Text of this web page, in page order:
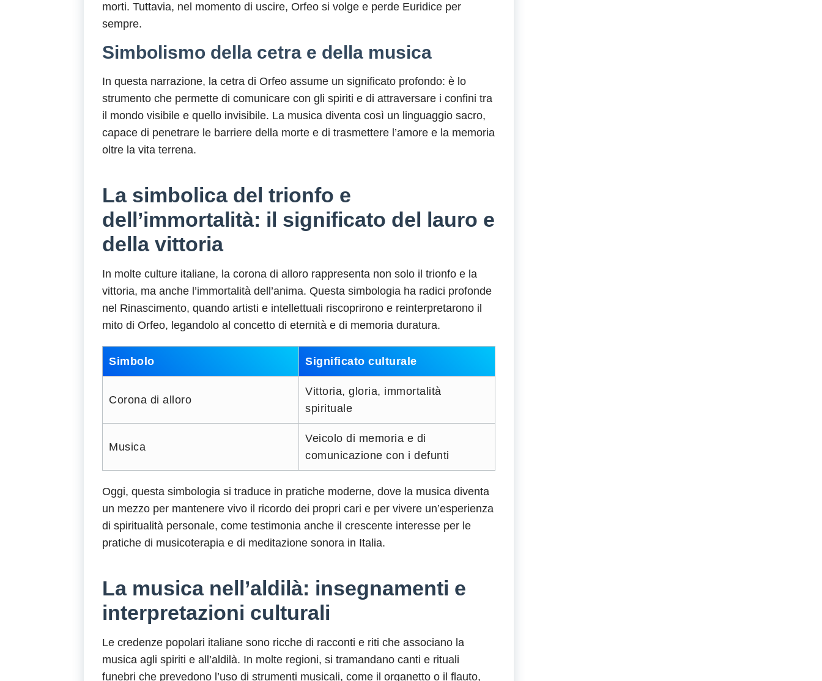
morti. Tuttavia, nel momento di uscire, Orfeo si volge e perde Euridice per
sempre.
Simbolismo della cetra e della musica
In questa narrazione, la cetra di Orfeo assume un significato profondo: è lo
strumento che permette di comunicare con gli spiriti e di attraversare i confini tra
il mondo visibile e quello invisibile. La musica diventa così un linguaggio sacro,
capace di penetrare le barriere della morte e di trasmettere l’amore e la memoria
oltre la vita terrena.
La simbolica del trionfo e
dell’immortalità: il significato del lauro e
della vittoria
In molte culture italiane, la corona di alloro rappresenta non solo il trionfo e la
vittoria, ma anche l’immortalità dell’anima. Questa simbologia ha radici profonde
nel Rinascimento, quando artisti e intellettuali riscoprirono e reinterpretarono il
mito di Orfeo, legandolo al concetto di eternità e di memoria duratura.
Simbolo Significato culturale
Corona di alloro
Vittoria, gloria, immortalità
spirituale
Musica
Veicolo di memoria e di
comunicazione con i defunti
Oggi, questa simbologia si traduce in pratiche moderne, dove la musica diventa
un mezzo per mantenere vivo il ricordo dei propri cari e per vivere un’esperienza
di spiritualità personale, come testimonia anche il crescente interesse per le
pratiche di musicoterapia e di meditazione sonora in Italia.
La musica nell’aldilà: insegnamenti e
interpretazioni culturali
Le credenze popolari italiane sono ricche di racconti e riti che associano la
musica agli spiriti e all’aldilà. In molte regioni, si tramandano canti e rituali
funebri che prevedono l’uso di strumenti musicali, come il organetto o il flauto,